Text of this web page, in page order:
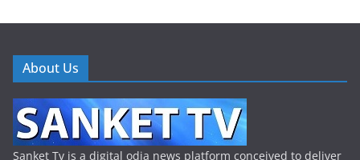
About Us
Sanket Tv is a digital odia news platform conceived to deliver